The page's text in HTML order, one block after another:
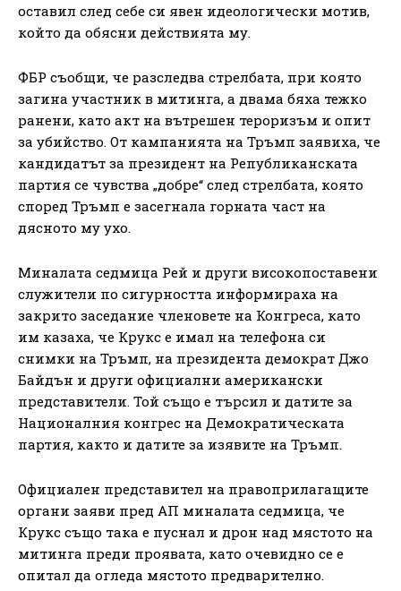
оставил след себе си явен идеологически мотив,
който да обясни действията му.
ФБР съобщи, че разследва стрелбата, при която
загина участник в митинга, а двама бяха тежко
ранени, като акт на вътрешен тероризъм и опит
за убийство. От кампанията на Тръмп заявиха, че
кандидатът за президент на Републиканската
партия се чувства „добре“ след стрелбата, която
според Тръмп е засегнала горната част на
дясното му ухо.
Миналата седмица Рей и други високопоставени
служители по сигурността информираха на
закрито заседание членовете на Конгреса, като
им казаха, че Крукс е имал на телефона си
снимки на Тръмп, на президента демократ Джо
Байдън и други официални американски
представители. Той също е търсил и датите за
Националния конгрес на Демократическата
партия, както и датите за изявите на Тръмп.
Официален представител на правоприлагащите
органи заяви пред АП миналата седмица, че
Крукс също така е пуснал и дрон над мястото на
митинга преди проявата, като очевидно се е
опитал да огледа мястото предварително.